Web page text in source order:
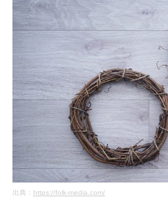
出典： https://folk-media.com/